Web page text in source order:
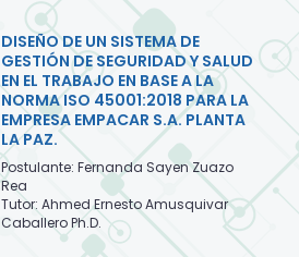
DISEÑO DE UN SISTEMA DE
GESTIÓN DE SEGURIDAD Y SALUD
EN EL TRABAJO EN BASE A LA
NORMA ISO 45001:2018 PARA LA
EMPRESA EMPACAR S.A. PLANTA
LA PAZ.
Postulante: Fernanda Sayen Zuazo
Rea
Tutor: Ahmed Ernesto Amusquivar
Caballero Ph.D.